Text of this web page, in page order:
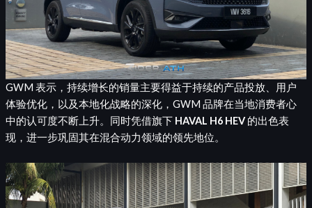
GWM 表示，持续增长的销量主要得益于持续的产品投放、用户
体验优化，以及本地化战略的深化，GWM 品牌在当地消费者心
中的认可度不断上升。同时凭借旗下 HAVAL H6 HEV的出色表
现，进一步巩固其在混合动力领域的领先地位。